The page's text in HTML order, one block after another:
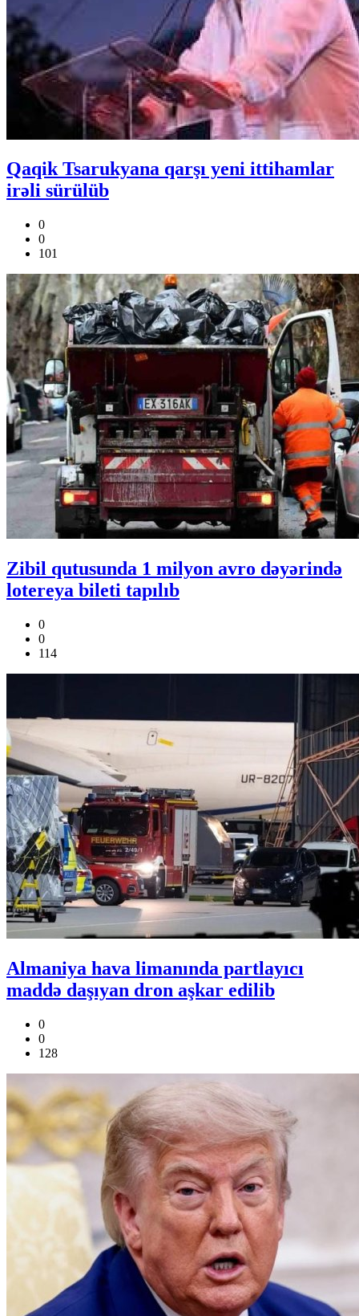
Qaqik Tsarukyana qarşı yeni ittihamlar
irəli sürülüb
0
0
101
Zibil qutusunda 1 milyon avro dəyərində
lotereya bileti tapılıb
0
0
114
Almaniya hava limanında partlayıcı
maddə daşıyan dron aşkar edilib
0
0
128